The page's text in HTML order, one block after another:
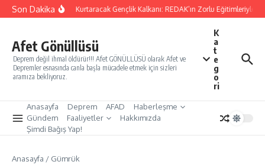
İçeriğe atla
Son DakikaYarınları Kurtaracak Gençlik Kalkanı: REDAK’ın Zorlu Eğitimleriyle
Afet Gönüllüsü
Deprem değil ihmal öldürür!!! Afet GÖNÜLLÜSÜ olarak Afet ve
Depremler esnasında canla başla mücadele etmek için sizleri
aramıza bekliyoruz.
K
a
t
e
g
o
ri
Anasayfa Deprem AFAD
Haberleşme
Gündem
Faaliyetler
Hakkımızda
Şimdi Bağış Yap!
Anasayfa / Gümrük